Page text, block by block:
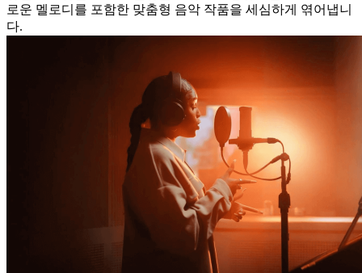
로운 멜로디를 포함한 맞춤형 음악 작품을 세심하게 엮어냅니
다.